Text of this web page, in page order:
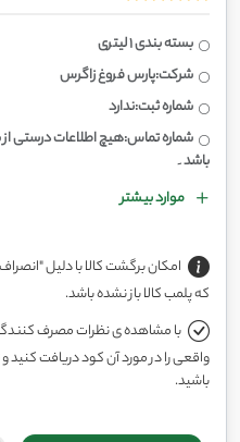
بسته بندی 1 لیتری
شرکت:پارس فروغ زاگرس
شماره ثبت:ندارد
شماره تماس:هیچ اطلاعات درستی
باشد۔
موارد بیشتر
امکان برگشت کالا با دلیل
که پلمب کالا باز نشده باشد.
با مشاهده ی نظرات مصرف
واقعی را در مورد آن کود دریافت
باشید.